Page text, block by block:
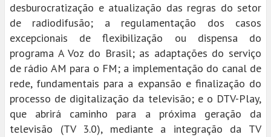
desburocratização e atualização das regras do setor
de radiodifusão; a regulamentação dos casos
excepcionais de flexibilização ou dispensa do
programa A Voz do Brasil; as adaptações do serviço
de rádio AM para o FM; a implementação do canal de
rede, fundamentais para a expansão e finalização do
processo de digitalização da televisão; e o DTV-Play,
que abrirá caminho para a próxima geração da
televisão (TV 3.0), mediante a integração da TV